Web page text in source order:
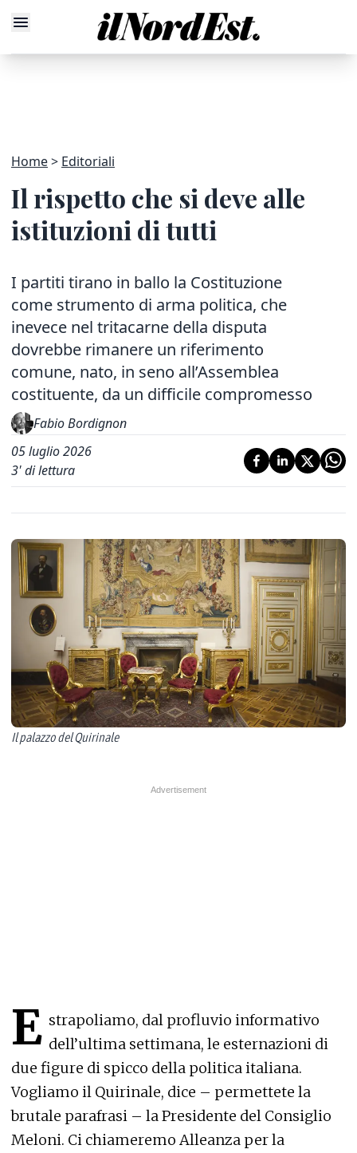
Home Editoriali
Il rispetto che si deve alle
istituzioni di tutti
I partiti tirano in ballo la Costituzione
come strumento di arma politica, che
inevece nel tritacarne della disputa
dovrebbe rimanere un riferimento
comune, nato, in seno all’Assemblea
costituente, da un difficile compromesso
Fabio Bordignon
05 luglio 2026
3' di lettura
Il palazzo del Quirinale
E strapoliamo, dal profluvio informativo
dell’ultima settimana, le esternazioni di
due figure di spicco della politica italiana.
Vogliamo il Quirinale, dice – permettete la
brutale parafrasi – la Presidente del Consiglio
Meloni. Ci chiameremo Alleanza per la